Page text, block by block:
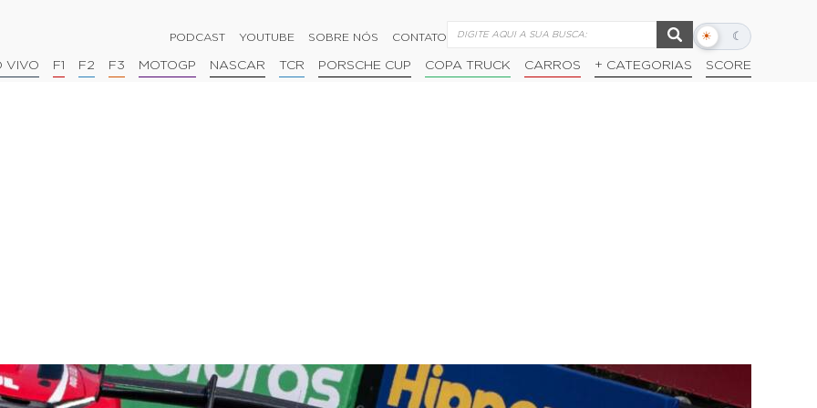
PODCAST YOUTUBE SOBRE NÓS CONTATO ☀ ☾
Alternar
escuro
VIVO F1 F2 F3 MOTOGP NASCAR TCR PORSCHE CUP COPA TRUCK CARROS + CATEGORIAS SCORE